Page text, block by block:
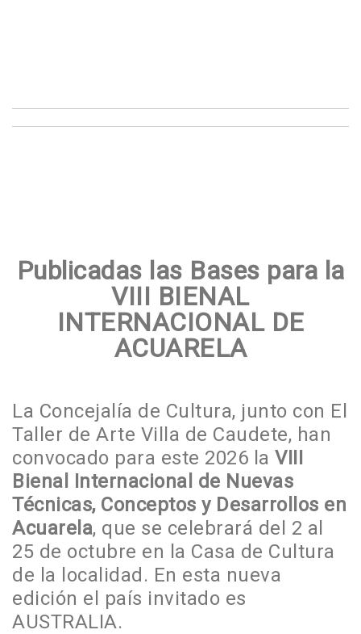
Publicadas las Bases para la
VIII BIENAL
INTERNACIONAL DE
ACUARELA
La Concejalía de Cultura, junto con El
Taller de Arte Villa de Caudete, han
convocado para este 2026 la VIII
Bienal Internacional de Nuevas
Técnicas, Conceptos y Desarrollos en
Acuarela, que se celebrará del 2 al
25 de octubre en la Casa de Cultura
de la localidad. En esta nueva
edición el país invitado es
AUSTRALIA.